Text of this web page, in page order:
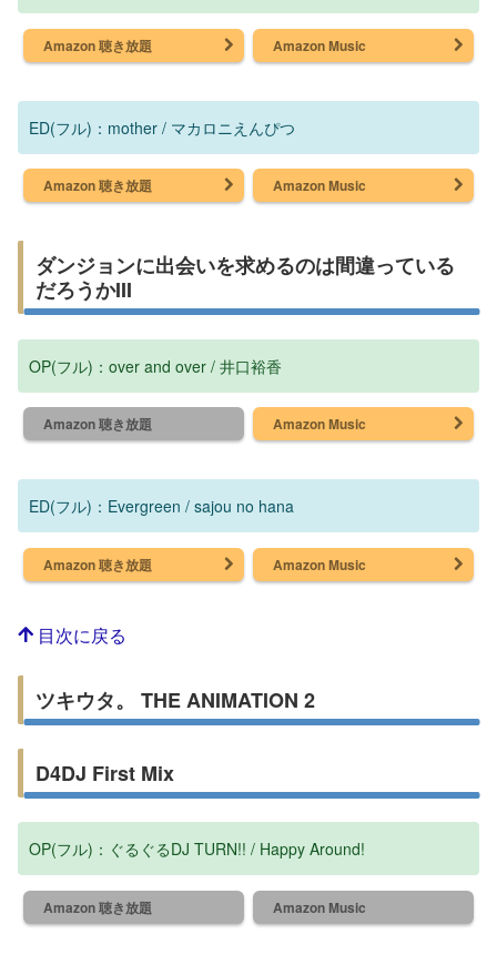
Amazon 聴き放題 Amazon Music
ED(フル)：mother / マカロニえんぴつ
Amazon 聴き放題 Amazon Music
ダンジョンに出会いを求めるのは間違っている
だろうかIII
OP(フル)：over and over / 井口裕香
Amazon 聴き放題 Amazon Music
ED(フル)：Evergreen / sajou no hana
Amazon 聴き放題 Amazon Music
目次に戻る
ツキウタ。 THE ANIMATION 2
D4DJ First Mix
OP(フル)：ぐるぐるDJ TURN!! / Happy Around!
Amazon 聴き放題 Amazon Music